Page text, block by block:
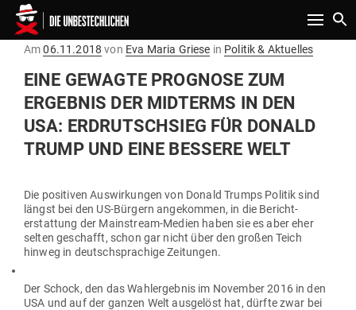
Toggle
AmGepostet
06.11.2018 von Eva Maria Griese in Politik & Aktuelles
EINE GEWAGTE PRO­GNOSE ZUM
ERGEBNIS DER MID­TERMS IN DEN
USA: ERD­RUTSCHSIEG FÜR DONALD
TRUMP UND EINE BESSERE WELT
Die posi­tiven Aus­wir­kungen von Donald Trumps Politik sind
längst bei den US-Bürgern ange­kommen, in die Bericht­
erstattung der Main­stream-Medien haben sie es aber eher
selten geschafft, schon gar nicht über den großen Teich
hinweg in deutsch­spra­chige Zeitungen.
Der Schock, den das Wahl­er­gebnis im November 2016 in den
USA und auf der ganzen Welt aus­gelöst hat, dürfte zwar bei